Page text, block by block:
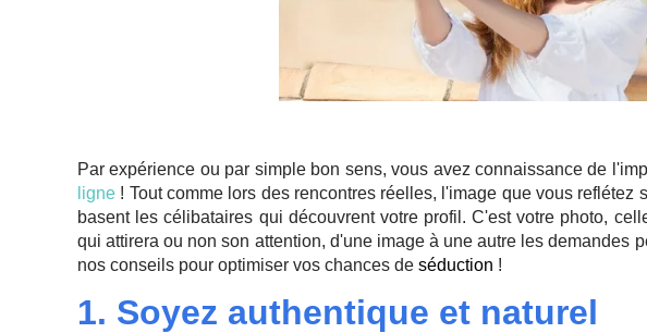
Par expérience ou par simple bon sens, vous avez connaissance de
ligne ! Tout comme lors des rencontres réelles, l'image que vous
basent les célibataires qui découvrent votre profil. C'est votre photo,
qui attirera ou non son attention, d'une image à une autre les demandes
nos conseils pour optimiser vos chances de séduction !
1. Soyez authentique et naturel